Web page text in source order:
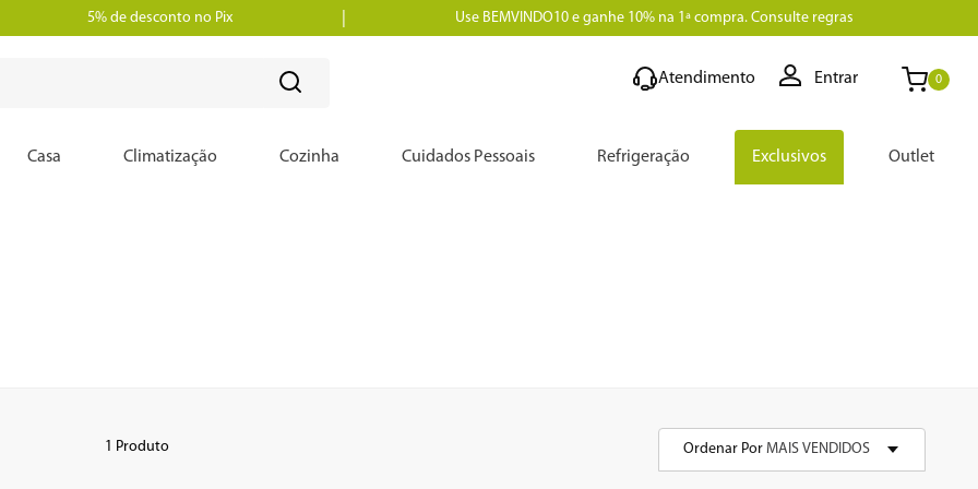
5% de desconto no Pix Use BEMVINDO10 e ganhe 10% na 1ª compra. Consulte regras
Atendimento Entrar 0
Casa Climatização Cozinha Cuidados Pessoais Refrigeração Exclusivos Outlet
1 Produto Ordenar Por MAIS VENDIDOS